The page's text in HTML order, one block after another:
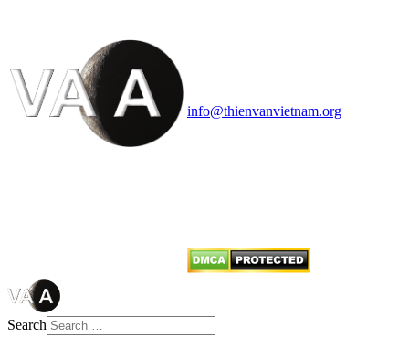
info@thienvanvietnam.org
Search